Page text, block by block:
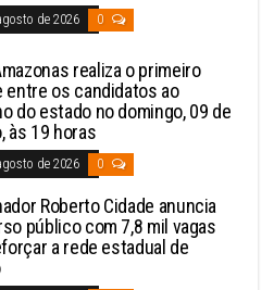
de 2026 0
realiza o primeiro
entre os candidatos ao
do estado no domingo, 09 de
às 19 horas
de 2026 0
Roberto Cidade anuncia
público com 7,8 mil vagas
a rede estadual de